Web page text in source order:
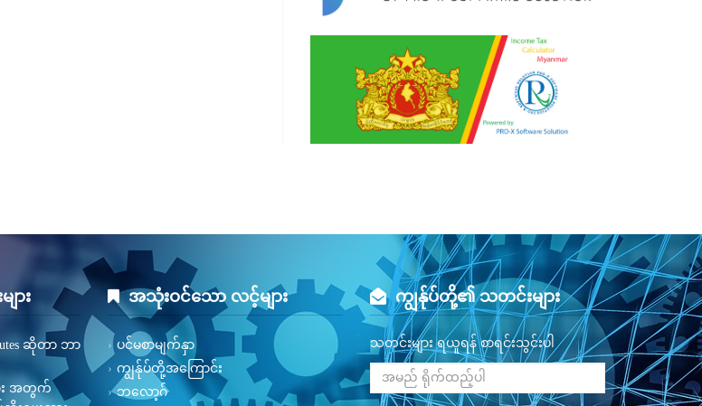
ား
ဆိုတာ ဘာ
ား အတွက်
အသုံးဝင်သော လင့်များ
ပင်မစာမျက်နှာ
ကျွန်ုပ်တို့အကြောင်း
ဘလော့ဂ်
ကျွန်ုပ်တို့၏ သတင်းများ
သတင်းများ ရယူရန် စာရင်းသွင်းပါ